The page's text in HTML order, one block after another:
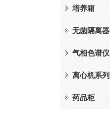
培养箱
无菌隔离器
气相色谱仪
离心机系列
药品柜